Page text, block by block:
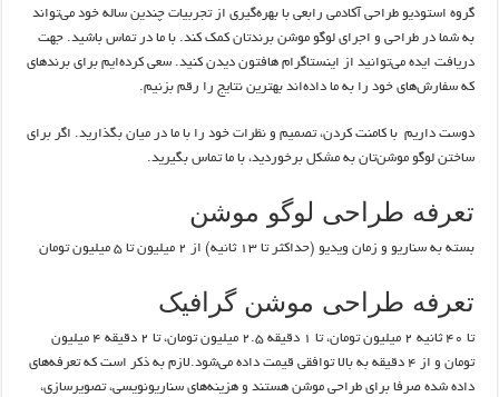
گروه استودیو طراحی آکادمی رابعی با بهره‌گیری از تجربیات چندین ساله خود می‌تواند
به شما در طراحی و اجرای لوگو موشن برندتان کمک کند. با ما در تماس باشید. جهت
دریافت ایده می‌توانید از اینستاگرام هافتون دیدن کنید. سعی کرده‌ایم برای برندهای
که سفارش‌های خود را به ما داده‌اند بهترین نتایج را رقم بزنیم.
دوست داریم با کامنت کردن، تصمیم و نظرات خود را با ما در میان بگذارید. اگر برای
ساختن لوگو موشن‌تان به مشکل برخوردید، با ما تماس بگیرید.
تعرفه طراحی لوگو موشن
بسته به سناریو و زمان ویدیو (حداکثر تا ۱۳ ثانیه) از ۲ میلیون تا ۵ میلیون تومان
تعرفه طراحی موشن گرافیک
تا ۴۰ ثانیه ۲ میلیون تومان، تا ۱ دقیقه ۲.۵ میلیون تومان، تا ۲ دقیقه ۴ میلیون
تومان و از ۴ دقیقه به بالا توافقی قیمت داده می‌شود.لازم به ذکر است که تعرفه‌های
داده شده صرفا برای طراحی موشن هستند و هزینه‌های سناریونویسی، تصویرسازی،